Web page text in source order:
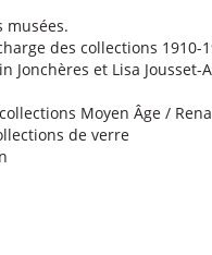
musées.
des collections 1910-
Jonchères et Lisa Jousset-
Moyen Âge /
de verre